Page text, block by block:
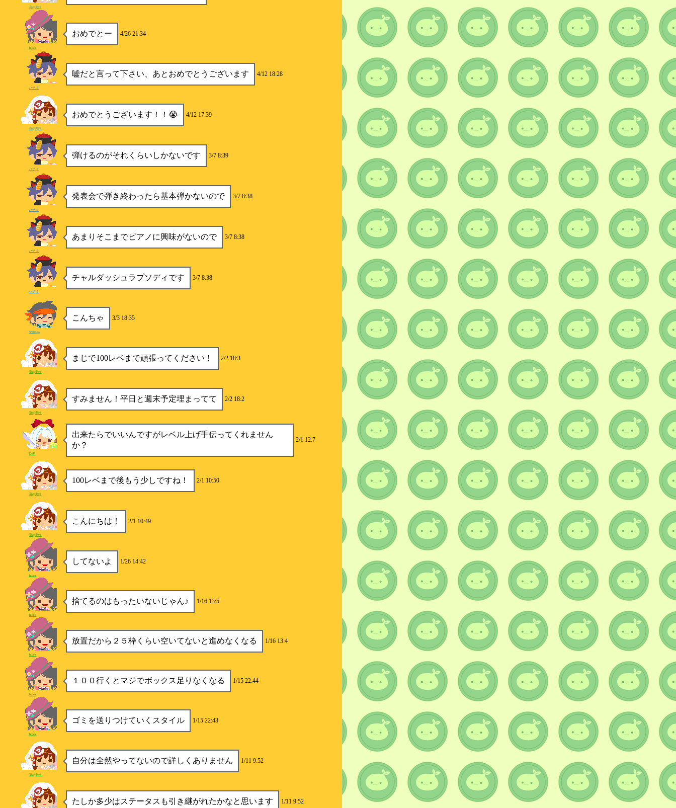
葵@美鈴
おめでとー 4/26 21:34
hidex
嘘だと言って下さい、あとおめでとうございます 4/12 18:28
ハサミ
おめでとうございます！！😭 4/12 17:39
葵@美鈴
弾けるのがそれくらいしかないです 3/7 8:39
ハサミ
発表会で弾き終わったら基本弾かないので 3/7 8:38
ハサミ
あまりそこまでピアノに興味がないので 3/7 8:38
ハサミ
チャルダッシュラプソディです 3/7 8:38
ハサミ
こんちゃ 3/3 18:35
SSRB/jp
まじで100レベまで頑張ってください！ 2/2 18:3
葵@美鈴
すみません！平日と週末予定埋まってて 2/2 18:2
葵@美鈴
出来たらでいいんですがレベル上げ手伝ってくれません
か？
2/1 12:7
妖夢
100レベまで後もう少しですね！ 2/1 10:50
葵@美鈴
こんにちは！ 2/1 10:49
葵@美鈴
してないよ 1/26 14:42
hidex
捨てるのはもったいないじゃん♪ 1/16 13:5
hidex
放置だから２５枠くらい空いてないと進めなくなる 1/16 13:4
hidex
１００行くとマジでボックス足りなくなる 1/15 22:44
hidex
ゴミを送りつけていくスタイル 1/15 22:43
hidex
自分は全然やってないので詳しくありません 1/11 9:52
葵@美鈴
たしか多少はステータスも引き継がれたかなと思います 1/11 9:52